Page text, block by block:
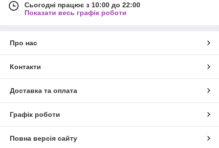
Сьогодні працює з 10:00 до 22:00
Показати весь графік роботи
Про нас
Контакти
Доставка та оплата
Графік роботи
Повна версія сайту